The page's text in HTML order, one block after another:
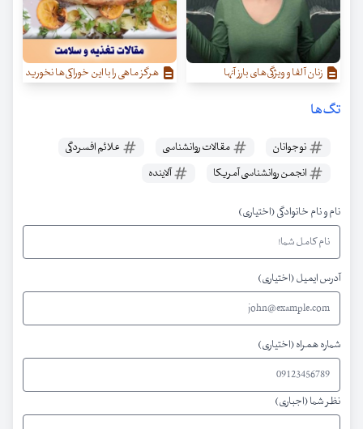
زنان آلفا و ویژگی‌‌های بارز آنها هرگز ماهی را با این خوراکی‌ها نخورید
تگ‌ها
نوجوانان مقالات روانشناسی
علائم افسردگی
انجمن روانشناسی آمریکا
آلاینده
نام و نام خانوادگی (اختیاری)
آدرس ایمیل (اختیاری)
شماره همراه (اختیاری)
نظر شما (اجباری)